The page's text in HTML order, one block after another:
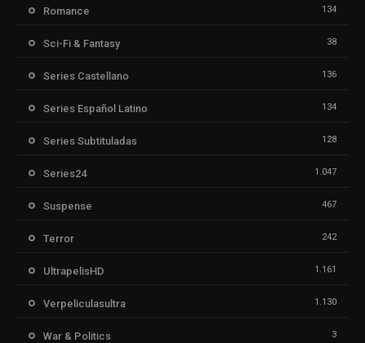
Romance 134
Sci-Fi & Fantasy 38
Series Castellano 136
Series Español Latino 134
Series Subtituladas 128
Series24 1.047
Suspense 467
Terror 242
UltrapelisHD 1.161
Verpeliculasultra 1.130
War & Politics 3